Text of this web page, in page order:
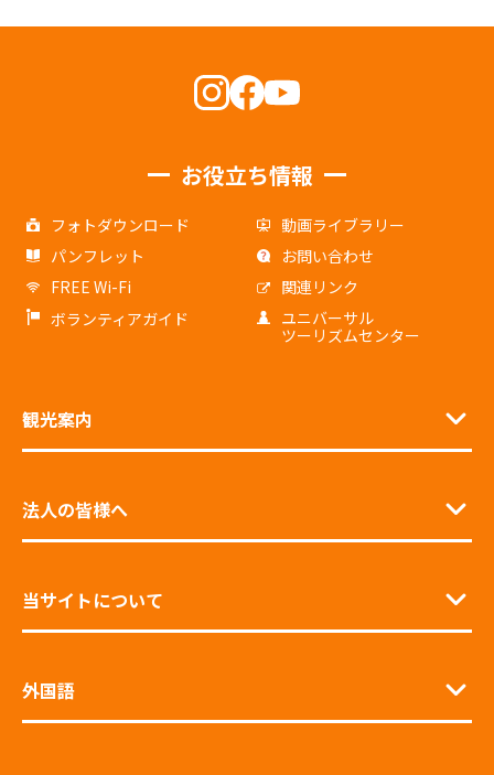
お役立ち情報
フォトダウンロード
動画ライブラリー
パンフレット
お問い合わせ
FREE Wi-Fi
関連リンク
ボランティアガイド
ユニバーサル
ツーリズムセンター
観光案内
法人の皆様へ
当サイトについて
外国語